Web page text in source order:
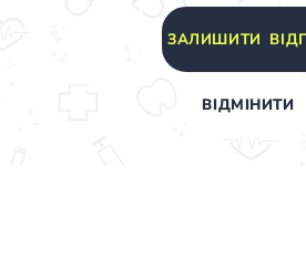
ЗАЛИШИТИ
ВІДМІНИТИ